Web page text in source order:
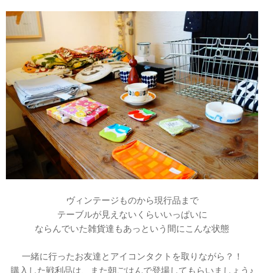
ヴィンテージものから現行品まで
テーブルが見えないくらいいっぱいに
ならんでいた雑貨達もあっという間にこんな状態
一緒に行ったお友達とアイコンタクトを取りながら？！
購入した戦利品は、また朝ごはんで登場してもらいましょう♪